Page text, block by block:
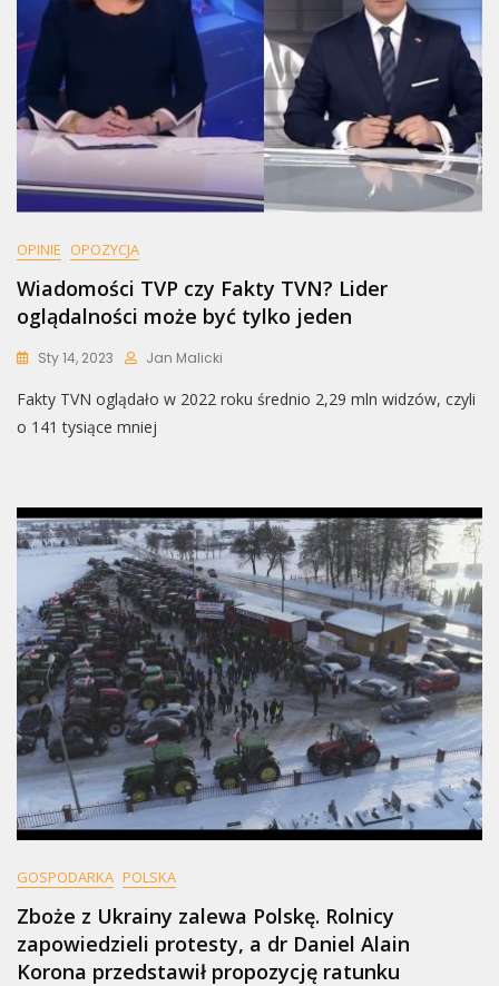
OPINIE OPOZYCJA
Wiadomości TVP czy Fakty TVN? Lider
oglądalności może być tylko jeden
Sty 14, 2023 Jan Malicki
Fakty TVN oglądało w 2022 roku średnio 2,29 mln widzów, czyli
o 141 tysiące mniej
GOSPODARKA POLSKA
Zboże z Ukrainy zalewa Polskę. Rolnicy
zapowiedzieli protesty, a dr Daniel Alain
Korona przedstawił propozycję ratunku